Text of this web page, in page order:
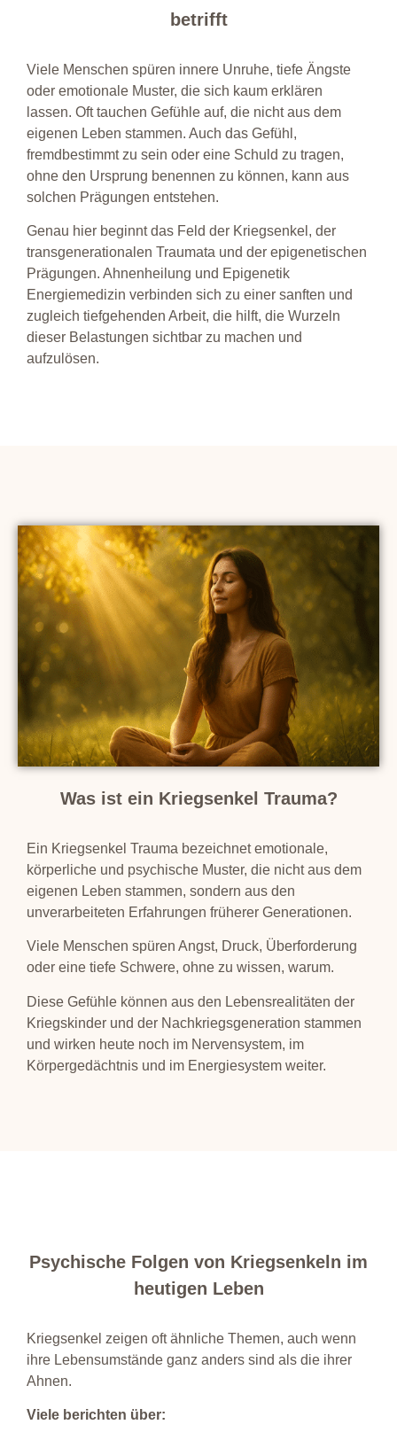
betrifft
Viele Menschen spüren innere Unruhe, tiefe Ängste
oder emotionale Muster, die sich kaum erklären
lassen. Oft tauchen Gefühle auf, die nicht aus dem
eigenen Leben stammen. Auch das Gefühl,
fremdbestimmt zu sein oder eine Schuld zu tragen,
ohne den Ursprung benennen zu können, kann aus
solchen Prägungen entstehen.
Genau hier beginnt das Feld der Kriegsenkel, der
transgenerationalen Traumata und der epigenetischen
Prägungen. Ahnenheilung und Epigenetik
Energiemedizin verbinden sich zu einer sanften und
zugleich tiefgehenden Arbeit, die hilft, die Wurzeln
dieser Belastungen sichtbar zu machen und
aufzulösen.
Was ist ein Kriegsenkel Trauma?
Ein Kriegsenkel Trauma bezeichnet emotionale,
körperliche und psychische Muster, die nicht aus dem
eigenen Leben stammen, sondern aus den
unverarbeiteten Erfahrungen früherer Generationen.
Viele Menschen spüren Angst, Druck, Überforderung
oder eine tiefe Schwere, ohne zu wissen, warum.
Diese Gefühle können aus den Lebensrealitäten der
Kriegskinder und der Nachkriegsgeneration stammen
und wirken heute noch im Nervensystem, im
Körpergedächtnis und im Energiesystem weiter.
Psychische Folgen von Kriegsenkeln im
heutigen Leben
Kriegsenkel zeigen oft ähnliche Themen, auch wenn
ihre Lebensumstände ganz anders sind als die ihrer
Ahnen.
Viele berichten über: